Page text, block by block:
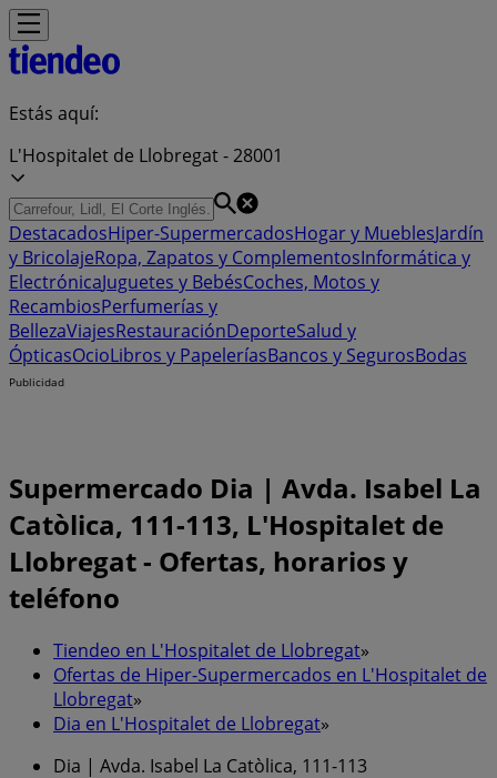
Estás aquí:
L'Hospitalet de Llobregat - 28001
DestacadosHiper-SupermercadosHogar y MueblesJardín
y BricolajeRopa, Zapatos y ComplementosInformática y
ElectrónicaJuguetes y BebésCoches, Motos y
RecambiosPerfumerías y
BellezaViajesRestauraciónDeporteSalud y
ÓpticasOcioLibros y PapeleríasBancos y SegurosBodas
Publicidad
Supermercado Dia | Avda. Isabel La
Catòlica, 111-113, L'Hospitalet de
Llobregat - Ofertas, horarios y
teléfono
Tiendeo en L'Hospitalet de Llobregat»
Ofertas de Hiper-Supermercados en L'Hospitalet de
Llobregat»
Dia en L'Hospitalet de Llobregat»
Dia | Avda. Isabel La Catòlica, 111-113